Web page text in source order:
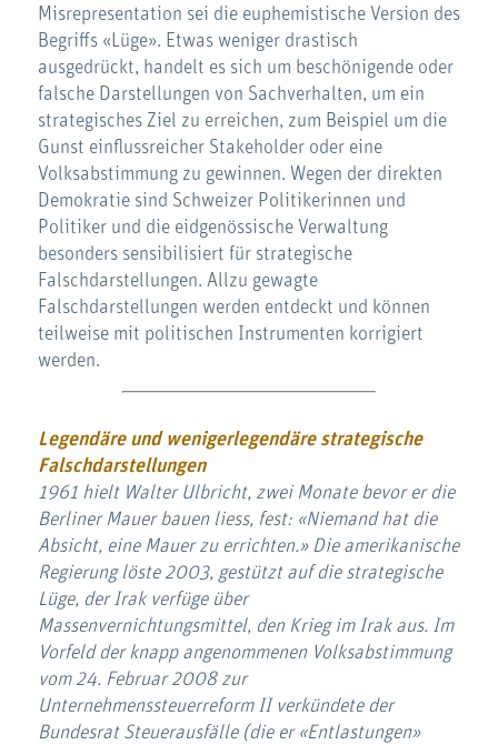
Misrepresentation sei die euphemistische Version des
Begriffs «Lüge». Etwas weniger drastisch
ausgedrückt, handelt es sich um beschönigende oder
falsche Darstellungen von Sachverhalten, um ein
strategisches Ziel zu erreichen, zum Beispiel um die
Gunst einflussreicher Stakeholder oder eine
Volksabstimmung zu gewinnen. Wegen der direkten
Demokratie sind Schweizer Politikerinnen und
Politiker und die eidgenössische Verwaltung
besonders sensibilisiert für strategische
Falschdarstellungen. Allzu gewagte
Falschdarstellungen werden entdeckt und können
teilweise mit politischen Instrumenten korrigiert
werden.
Legendäre und wenigerlegendäre strategische
Falschdarstellungen
1961 hielt Walter Ulbricht, zwei Monate bevor er die
Berliner Mauer bauen liess, fest: «Niemand hat die
Absicht, eine Mauer zu errichten.» Die amerikanische
Regierung löste 2003, gestützt auf die strategische
Lüge, der Irak verfüge über
Massenvernichtungsmittel, den Krieg im Irak aus. Im
Vorfeld der knapp angenommenen Volksabstimmung
vom 24. Februar 2008 zur
Unternehmenssteuerreform II verkündete der
Bundesrat Steuerausfälle (die er «Entlastungen»